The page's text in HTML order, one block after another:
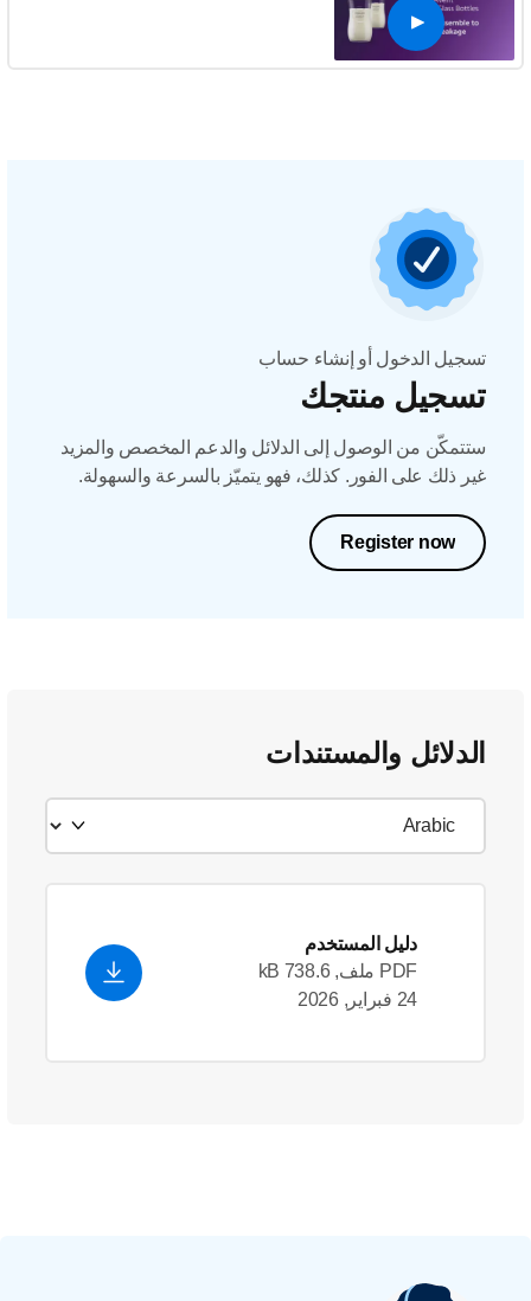
تسجيل الدخول أو إنشاء حساب
تسجيل منتجك
ستتمكّن من الوصول إلى الدلائل والدعم المخصص والمزيد
غير ذلك على الفور. كذلك، فهو يتميّز بالسرعة والسهولة.
Register now
الدلائل والمستندات
دليل المستخدم
PDF ملف, 738.6 kB
24 فبراير, 2026